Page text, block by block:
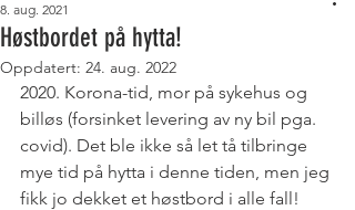
Høstbordet på hytta!
8. aug. 2021
Oppdatert: 24. aug. 2022
2020. Korona-tid, mor på sykehus og
billøs (forsinket levering av ny bil pga.
covid). Det ble ikke så let tå tilbringe
mye tid på hytta i denne tiden, men jeg
fikk jo dekket et høstbord i alle fall!